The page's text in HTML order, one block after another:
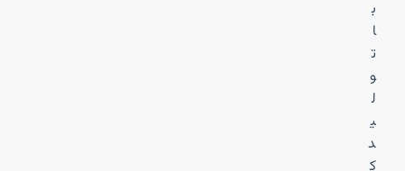
ب
ا
ت
و
ل
ی
د
ک